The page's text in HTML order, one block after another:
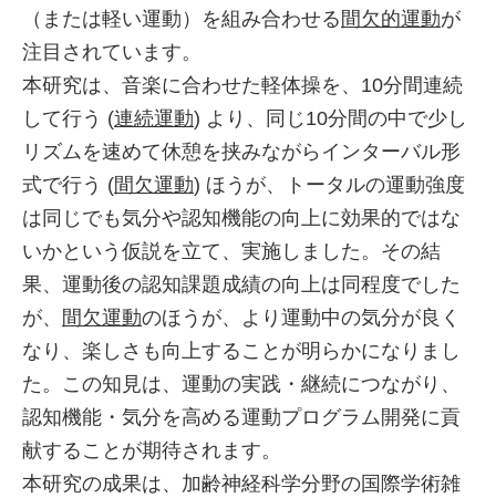
（または軽い運動）を組み合わせる 間欠的運動が
注目されています。
本研究は、音楽に合わせた軽体操を、10分間連続
して行う (連続運動) より、同じ10分間の中で少し
リズムを速めて休憩を挟みながらインターバル形
式で行う (間欠運動) ほうが、トータルの運動強度
は同じでも気分や認知機能の向上に効果的ではな
いかという仮説を立て、実施しました。その結
果、運動後の認知課題成績の向上は同程度でした
が、 間欠運動のほうが、より運動中の気分が良く
なり、楽しさも向上することが明らかになりまし
た。この知見は、運動の実践・継続につながり、
認知機能・気分を高める運動プログラム開発に貢
献することが期待されます。
本研究の成果は、加齢神経科学分野の国際学術雑